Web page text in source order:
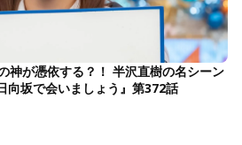
神が憑依する？！ 半沢直樹の名シーン
向坂で会いましょう』第372話